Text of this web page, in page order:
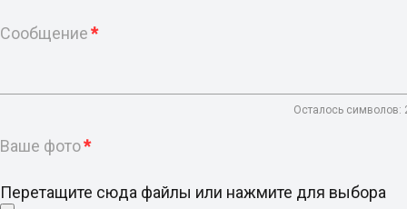
Сообщение*
Осталось символов:
Ваше фото*
Перетащите сюда файлы или нажмите для выбора